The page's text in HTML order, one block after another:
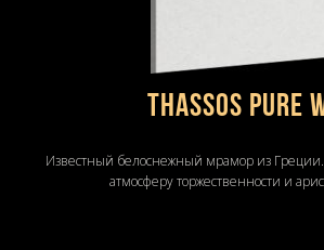
THASSOS PURE
Известный белоснежный мрамор из Греции.
атмосферу торжественности и